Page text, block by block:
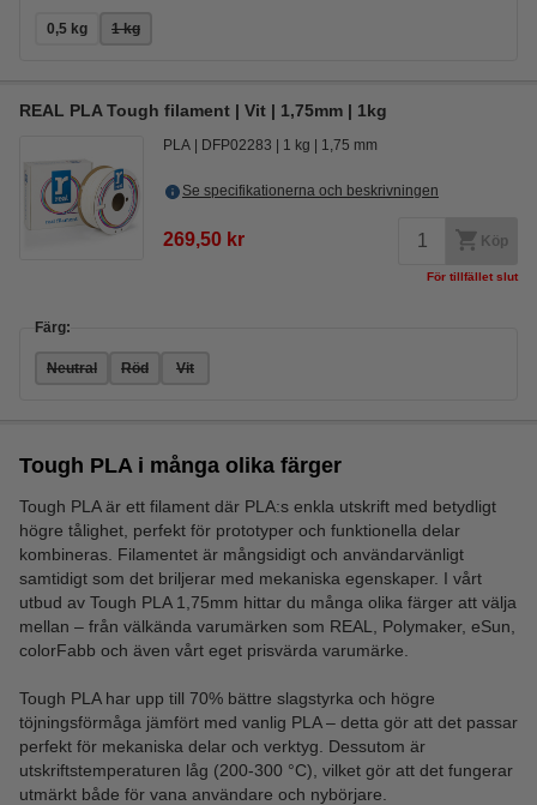
0,5 kg 1 kg
REAL PLA Tough filament | Vit | 1,75mm | 1kg
PLA DFP02283 1 kg 1,75 mm
Se specifikationerna och beskrivningen
269,50 kr Köp
För tillfället slut
Färg:
Neutral Röd Vit
Tough PLA i många olika färger
Tough PLA är ett filament där PLA:s enkla utskrift med betydligt
högre tålighet, perfekt för prototyper och funktionella delar
kombineras. Filamentet är mångsidigt och användarvänligt
samtidigt som det briljerar med mekaniska egenskaper. I vårt
utbud av Tough PLA 1,75mm hittar du många olika färger att välja
mellan – från välkända varumärken som REAL, Polymaker, eSun,
colorFabb och även vårt eget prisvärda varumärke.
Tough PLA har upp till 70% bättre slagstyrka och högre
töjningsförmåga jämfört med vanlig PLA – detta gör att det passar
perfekt för mekaniska delar och verktyg. Dessutom är
utskriftstemperaturen låg (200-300 °C), vilket gör att det fungerar
utmärkt både för vana användare och nybörjare.